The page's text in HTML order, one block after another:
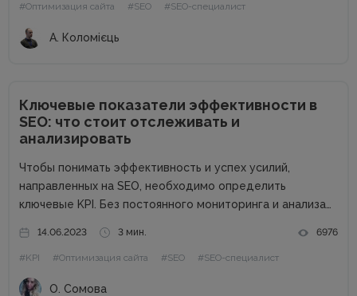
актуальна профессия и как им стать. Что такое...
#Оптимизация сайта #SEO #SEO-специалист
А. Коломієць
Ключевые показатели эффективности в
SEO: что стоит отслеживать и
анализировать
Чтобы понимать эффективность и успех усилий,
направленных на SEO, необходимо определить
ключевые KPI. Без постоянного мониторинга и анализа
оценить прогресс работы. KPI в SEO, которые
определяют заказчик и исполнитель услуг, позволяет
наладить рабочий процесс, отслеживать данные...
14.06.2023 3 мин. 6976
#KPI #Оптимизация сайта #SEO #SEO-специалист
О. Сомова